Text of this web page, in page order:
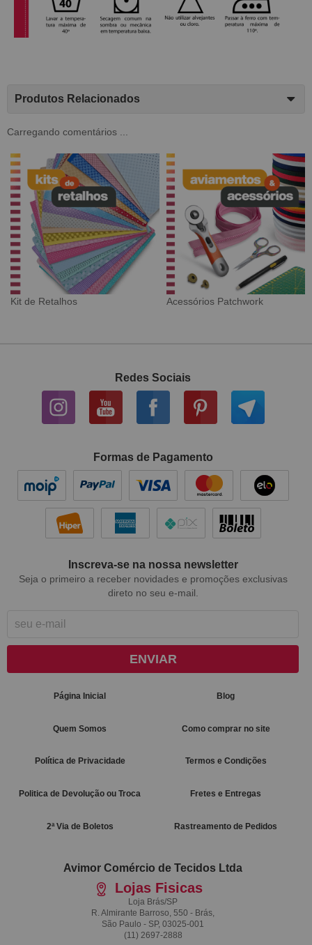
Produtos Relacionados
Carregando comentários ...
Tecido Digital Sarja Impermeável
Redes Sociais
Formas de Pagamento
Inscreva-se na nossa newsletter
Seja o primeiro a receber novidades e promoções exclusivas
direto no seu e-mail.
ENVIAR
Página Inicial Blog
Quem Somos Como comprar no site
Política de Privacidade Termos e Condições
Politica de Devolução ou Troca Fretes e Entregas
2ª Via de Boletos Rastreamento de Pedidos
Avimor Comércio de Tecidos Ltda
Lojas Fisicas
Loja Brás/SP
R. Almirante Barroso, 550 - Brás,
São Paulo - SP, 03025-001
(11) 2697-2888